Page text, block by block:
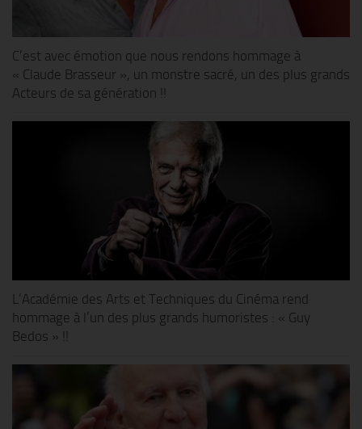
C’est avec émotion que nous rendons hommage à
« Claude Brasseur », un monstre sacré, un des plus grands
Acteurs de sa génération !!
L’Académie des Arts et Techniques du Cinéma rend
hommage à l’un des plus grands humoristes : « Guy
Bedos » !!